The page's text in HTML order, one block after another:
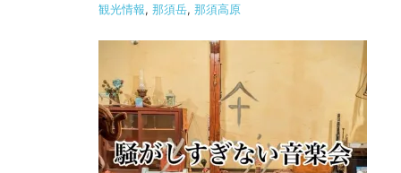
観光情報, 那須岳, 那須高原